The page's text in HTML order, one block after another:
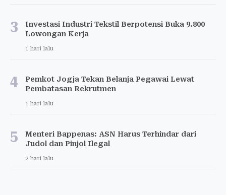
3
Investasi Industri Tekstil Berpotensi Buka 9.800
Lowongan Kerja
1 hari lalu
4
Pemkot Jogja Tekan Belanja Pegawai Lewat
Pembatasan Rekrutmen
1 hari lalu
5
Menteri Bappenas: ASN Harus Terhindar dari
Judol dan Pinjol Ilegal
2 hari lalu